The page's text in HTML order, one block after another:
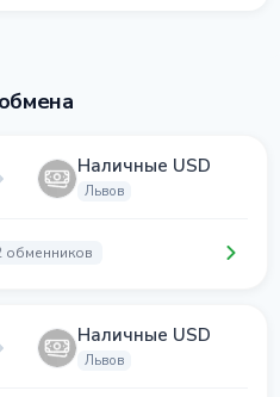
Наличные USD
Львов
обменников
Наличные USD
Львов